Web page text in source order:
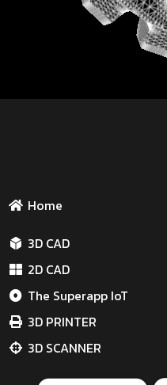
Home
3D CAD
2D CAD
The Superapp IoT
3D PRINTER
3D SCANNER